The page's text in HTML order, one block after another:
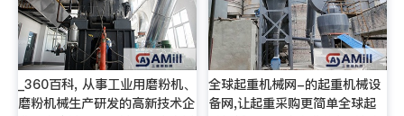
_360百科, 从事工业用磨粉机、
磨粉机械生产研发的高新技术企
全球起重机械网-的起重机械设
备网,让起重采购更简单全球起